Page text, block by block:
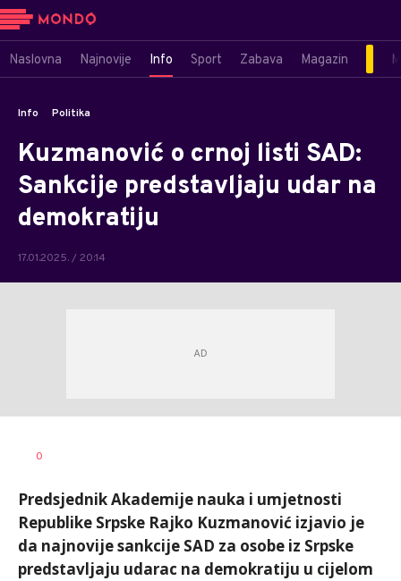
Naslovna Najnovije Info Sport Zabava Magazin
Info Politika
Kuzmanović o crnoj listi SAD:
Sankcije predstavljaju udar na
demokratiju
17.01.2025. / 20:14
AUTOR
0
Predsjednik Akademije nauka i umjetnosti
Republike Srpske Rajko Kuzmanović izjavio je
da najnovije sankcije SAD za osobe iz Srpske
predstavljaju udarac na demokratiju u cijelom